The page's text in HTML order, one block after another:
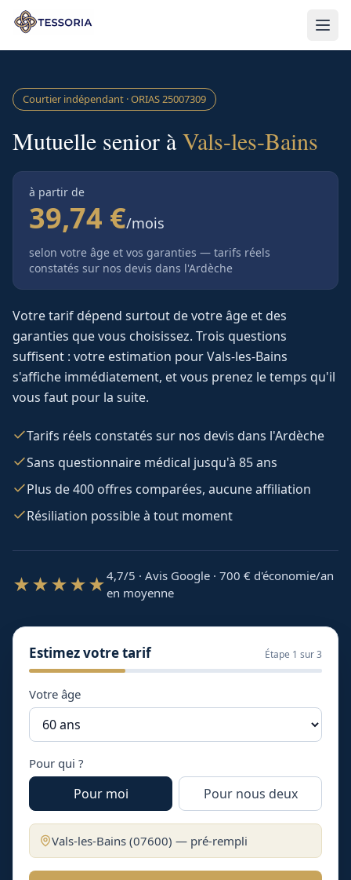
Aller au contenu principal
Courtier indépendant · ORIAS25007309
Mutuelle senior àVals-les-Bains
à partir de
39,74 €/mois
selon votre âge et vos garanties — tarifs réels
constatés sur nos devis dans l'Ardèche
Votre tarif dépend surtout de votre âge et des
garanties que vous choisissez. Trois questions
suffisent : votre estimation pourVals-les-Bains
s'affiche immédiatement, et vous prenez le temps qu'il
vous faut pour la suite.
Tarifs réels constatés sur nos devis dans l'Ardèche
Sans questionnaire médical jusqu'à 85 ans
Plus de 400 offres comparées, aucune affiliation
Résiliation possible à tout moment
★★★★★4,7/5 · Avis Google · 700 € d'économie/an
en moyenne
Estimez votre tarif Étape 1 sur 3
Votre âge
Pour qui ?
Pour moi Pour nous deux
Vals-les-Bains (07600) — pré-rempli